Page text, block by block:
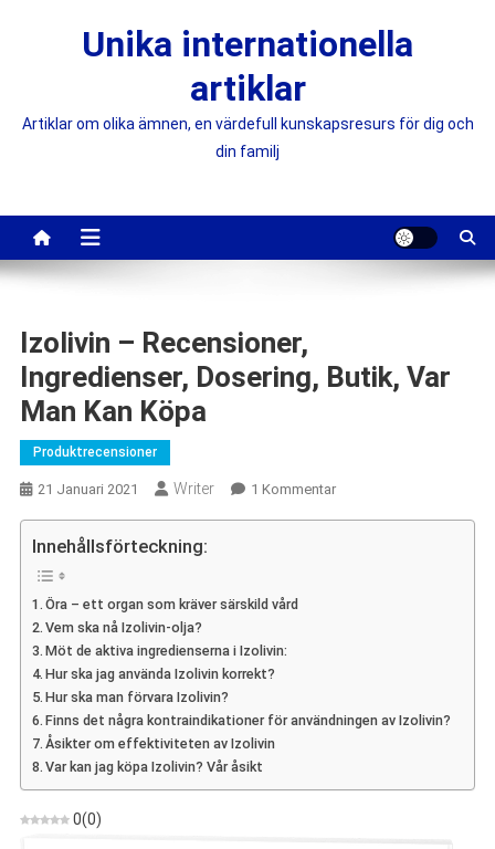
Unika internationella
artiklar
Artiklar om olika ämnen, en värdefull kunskapsresurs för dig och
din familj
Izolivin – Recensioner,
Ingredienser, Dosering, Butik, Var
Man Kan Köpa
Produktrecensioner
21 Januari 2021 Writer 1 KommentarTill
Kan
Innehållsförteckning:
Öra – ett organ som kräver särskild vård
Vem ska nå Izolivin-olja?
Möt de aktiva ingredienserna i Izolivin:
Hur ska jag använda Izolivin korrekt?
Hur ska man förvara Izolivin?
Finns det några kontraindikationer för användningen av Izolivin?
Åsikter om effektiviteten av Izolivin
Var kan jag köpa Izolivin? Vår åsikt
0(0)